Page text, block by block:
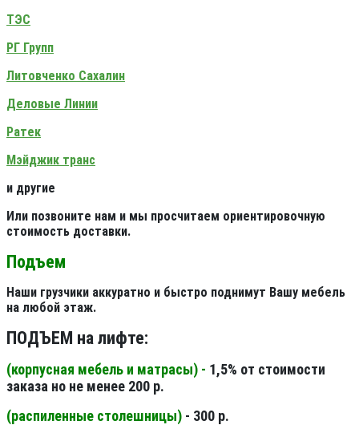
ТЭС
РГ Групп
Литовченко Сахалин
Деловые Линии
Ратек
Мэйджик транс
и другие
Или позвоните нам и мы просчитаем ориентировочную
стоимость доставки.
Подъем
Наши грузчики аккуратно и быстро поднимут Вашу мебель
на любой этаж.
ПОДЪЕМ на лифте:
(корпусная мебель и матрасы) - 1,5% от стоимости
заказа но не менее 200 р.
(распиленные столешницы) - 300 р.